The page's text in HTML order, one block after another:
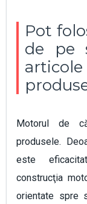
Pot
de pe
Motorul de
produsele.
este
construcţia
orientate spre